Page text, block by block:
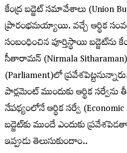
కేంద్ర బడ్జెట్‌ సమావేశాలు (Union
ప్రారంభమయ్యాయి. వచ్చే ఆర్థిక
సంబంధించిన పూర్తిస్థాయి బడ్జెట్‌ను
సీతారామన్‌ (Nirmala
(Parliament)లో
పార్లమెంట్‌ ముందుకు ఆర్థిక
నేపథ్యంలోనే ఆర్థిక సర్వే
బడ్జెట్‌కు ముందే ఎందుకు
ఇప్పుడు తెలుసుకుందాం..